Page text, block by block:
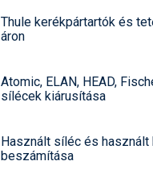
Thule kerékpártartók és
áron
Atomic, ELAN, HEAD,
sílécek kiárusítása
Használt síléc és használt
beszámítása